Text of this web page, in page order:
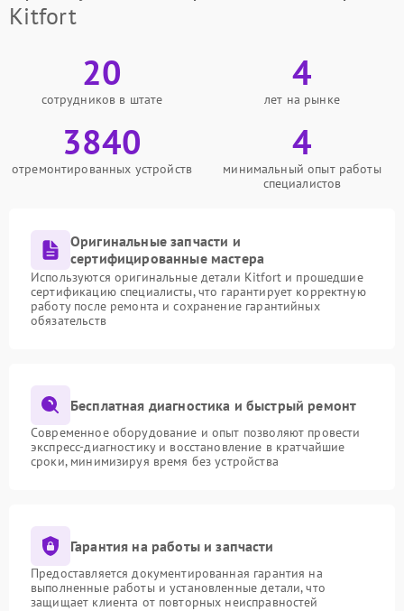
Kitfort
20
сотрудников в штате
4
лет на рынке
3840
отремонтированных устройств
4
минимальный опыт работы
специалистов
Оригинальные запчасти и
сертифицированные мастера
Используются оригинальные детали Kitfort и прошедшие
сертификацию специалисты, что гарантирует корректную
работу после ремонта и сохранение гарантийных
обязательств
Бесплатная диагностика и быстрый ремонт
Современное оборудование и опыт позволяют провести
экспресс-диагностику и восстановление в кратчайшие
сроки, минимизируя время без устройства
Гарантия на работы и запчасти
Предоставляется документированная гарантия на
выполненные работы и установленные детали, что
защищает клиента от повторных неисправностей